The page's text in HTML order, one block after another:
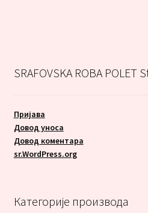
SRAFOVSKA ROBA POLET
Пријава
Довод уноса
Довод коментара
sr.WordPress.org
Категорије производа